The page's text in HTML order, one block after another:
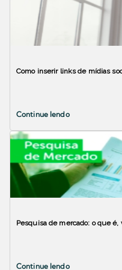
Como inserir links de mídias
Continue lendo
Pesquisa de mercado: o que
Continue lendo